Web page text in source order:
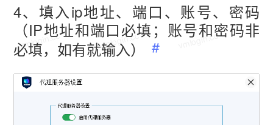
4、填入ip地址、端口、账号、密码
（IP地址和端口必填；账号和密码非
必填，如有就输入）
vmlogin.cc vmlogin.cc vmlogin.cc